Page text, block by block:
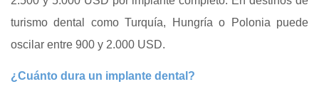
turismo dental como Turquía, Hungría o Polonia puede
oscilar entre 900 y 2.000 USD.
¿Cuánto dura un implante dental?